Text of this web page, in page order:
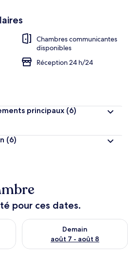
Chambres communicantes
disponibles
Réception 24 h/24
principaux (6)
(6)
pour ces dates.
ce soir août 6 - août 7
Demain
août 7 - août 8
Vérifier la disponibilité pour